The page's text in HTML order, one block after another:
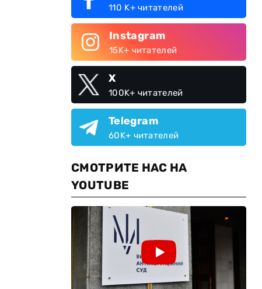
110 K+ читателей
Instagram
15K+ читателей
X
100K+ читателей
Telegram
60K+ читателей
СМОТРИТЕ НАС НА
YOUTUBE